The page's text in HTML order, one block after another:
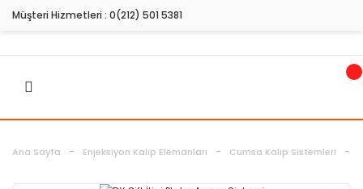
Müşteri Hizmetleri : 0(212) 501 5381
Ana Sayfa Enjeksiyon Kalıp Elemanları Cumsa Kalıp Sistemleri